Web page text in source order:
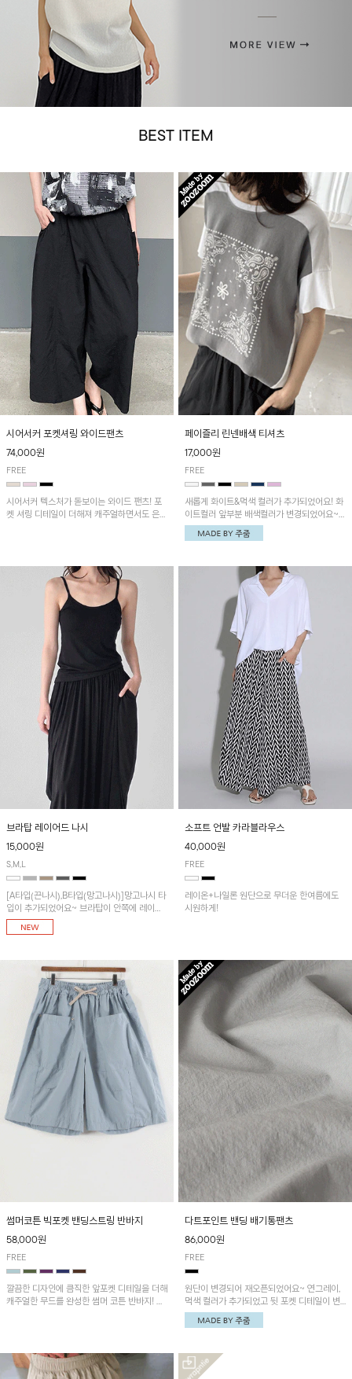
BEST ITEM
시어서커 포켓셔링 와이드팬츠
74,000원
FREE
시어서커 텍스처가 돋보이는 와이드 팬츠! 포
켓 셔링 디테일이 더해져 캐주얼하면서도 은은
아이템으로 활용하기 좋아요~
페이즐리 린넨배색 티셔츠
17,000원
FREE
새롭게 화이트&먹색 컬러가 추가되었어요! 화
이트컬러 앞부분 배색컬러가 변경되었어요~
중앙 린넨배색으로 유니크하면서 페이즐리 패
턴으로 감각적인 분위기를 연출이 가능한 티셔
브라탑 레이어드 나시
15,000원
S,M,L
[A타입(끈나시),B타입(망고나시)]망고나시 타
입이 추가되었어요~ 브라탑이 안쪽에 레이어
드 되어 실용적인 나시!
소프트 언발 카라블라우스
40,000원
FREE
레이온+나일론 원단으로 무더운 한여름에도
시원하게!
썸머코튼 빅포켓 밴딩스트링 반바지
58,000원
FREE
깔끔한 디자인에 큼직한 앞포켓 디테일을 더해
캐주얼한 무드를 완성한 썸머 코튼 반바지! 허
다트포인트 밴딩 배기통팬츠
86,000원
FREE
원단이 변경되어 재오픈되었어요~ 연그레이,
먹색 컬러가 추가되었고 뒷 포켓 디테일이 변
경되었습니다~가볍고 시원하게 착용되는 배
기통팬츠! 허리밴딩과 여유로운 통으로 편안해